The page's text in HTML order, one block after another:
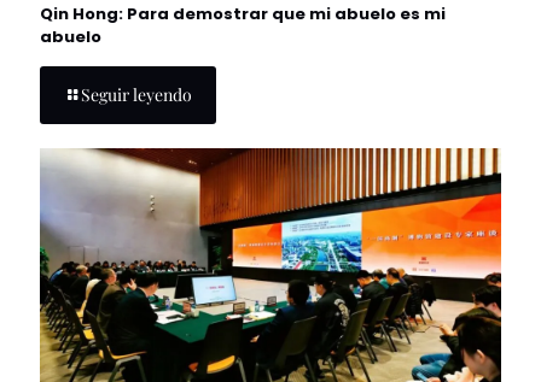
Qin Hong: Para demostrar que mi abuelo es mi
abuelo
Seguir leyendo